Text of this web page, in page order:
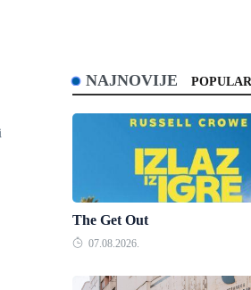
NAJNOVIJE
The Get Out
07.08.2026.